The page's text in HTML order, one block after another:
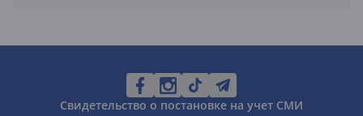
Свидетельство о постановке на учет СМИ